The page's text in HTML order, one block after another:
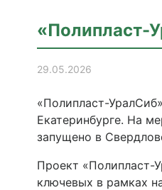
«Полипласт-
29.05.2026
«Полипласт-
Екатеринбурге. На
запущено в
Проект «Полипласт-
ключевых в рамках